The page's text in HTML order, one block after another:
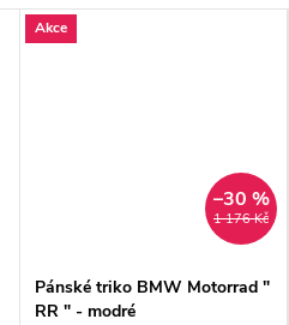
Akce
1 176 Kč
–30 %
Pánské triko BMW Motorrad "
RR " - modré